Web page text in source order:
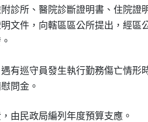
診所、醫院診斷證明書、住院證
文件，向轄區區公所提出，經區
有巡守員發生執行勤務傷亡情形
問金。
由民政局編列年度預算支應。